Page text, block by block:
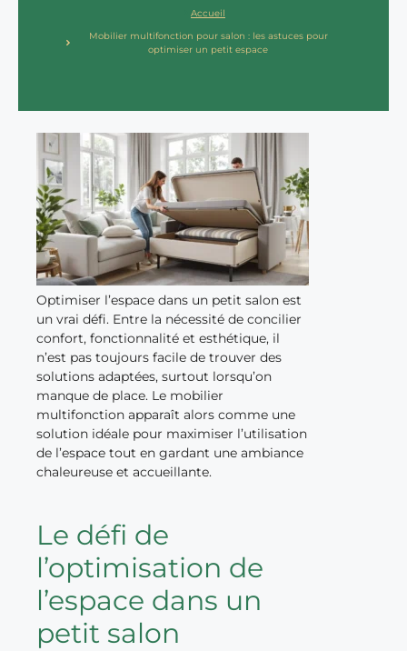
Accueil
Mobilier multifonction pour salon : les astuces pour
optimiser un petit espace
Optimiser l’espace dans un petit salon est
un vrai défi. Entre la nécessité de concilier
confort, fonctionnalité et esthétique, il
n’est pas toujours facile de trouver des
solutions adaptées, surtout lorsqu’on
manque de place. Le mobilier
multifonction apparaît alors comme une
solution idéale pour maximiser l’utilisation
de l’espace tout en gardant une ambiance
chaleureuse et accueillante.
Le défi de
l’optimisation de
l’espace dans un
petit salon